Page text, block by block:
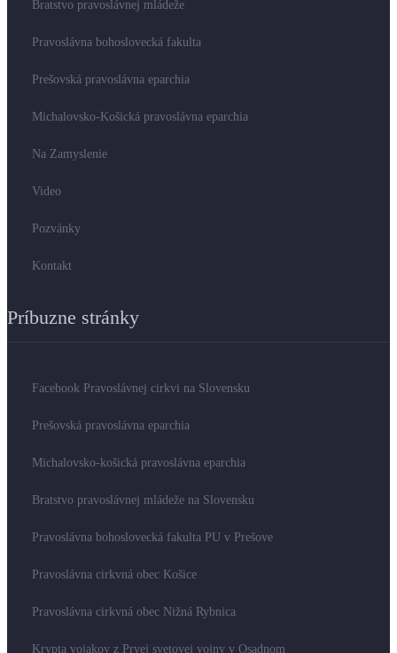
Bratstvo pravoslávnej mládeže
Pravoslávna bohoslovecká fakulta
Prešovská pravoslávna eparchia
Michalovsko-Košická pravoslávna eparchia
Na Zamyslenie
Video
Pozvánky
Kontakt
Príbuzne stránky
Facebook Pravoslávnej cirkvi na Slovensku
Prešovská pravoslávna eparchia
Michalovsko-košická pravoslávna eparchia
Bratstvo pravoslávnej mládeže na Slovensku
Pravoslávna bohoslovecká fakulta PU v Prešove
Pravoslávna cirkvná obec Košice
Pravoslávna cirkvná obec Nižná Rybnica
Krypta vojakov z Prvej svetovej vojny v Osadnom